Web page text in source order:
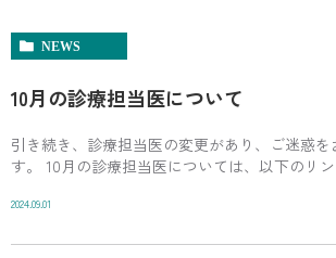
NEWS
10月の診療担当医について
引き続き、診療担当医の変更があり、ご迷惑を
す。 10月の診療担当医については、以下のリ
2024.09.01